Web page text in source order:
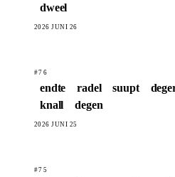
dweel
2026 JUNI 26
#76
endte radel suupt
knall
degen
2026 JUNI 25
#75